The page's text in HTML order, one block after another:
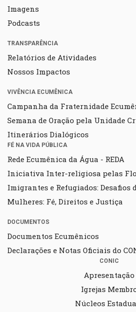
Imagens
Podcasts
TRANSPARÊNCIA
Relatórios de Atividades
Nossos Impactos
VIVÊNCIA ECUMÊNICA
Campanha da Fraternidade
Semana de Oração pela Unidade
Itinerários Dialógicos
FÉ NA VIDA PÚBLICA
Rede Ecumênica da Água - REDA
Iniciativa Inter-religiosa pelas
Imigrantes e Refugiados: Desafios
Mulheres: Fé, Direitos e Justiça
DOCUMENTOS
Documentos Ecumênicos
Declarações e Notas Oficiais do
CONIC
Apresentação
Igrejas
Núcleos